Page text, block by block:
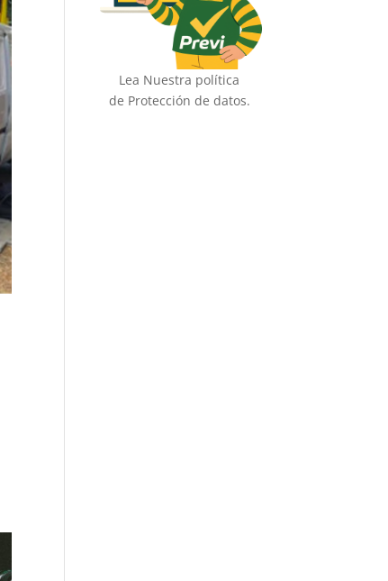
Lea Nuestra política
de Protección de datos.